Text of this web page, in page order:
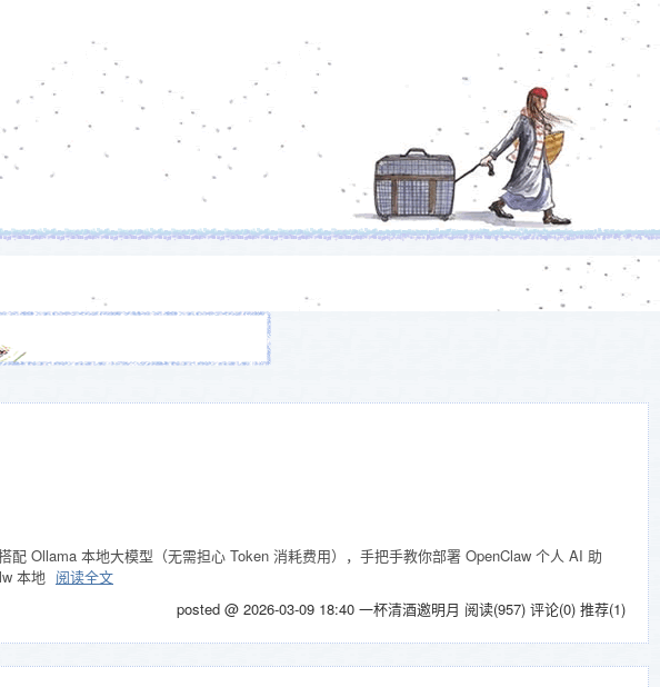
Ollama 本地大模型（无需担心 Token 消耗费用），手把手教你部署 OpenClaw 个人 AI 助
本地 阅读全文
posted @ 2026-03-09 18:40 一杯清酒邀明月 阅读(957) 评论(0) 推荐(1)
❄
❄